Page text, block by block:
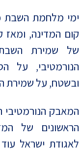
ימי מלחמת השבת
קום המדינה,
של שמירת
הנורמטיבי, על
ובשטח, על שמירת
המאבק הנורמטיבי
הראשונים של
לאגודת ישראל